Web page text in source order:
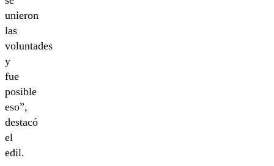
unieron
las
voluntades
y
fue
posible
eso”,
destacó
el
edil.